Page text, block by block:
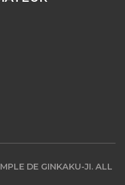
DE GINKAKU-JI. ALL